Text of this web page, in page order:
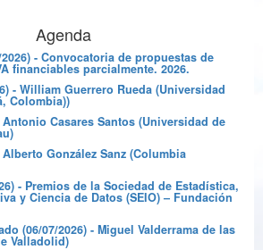
Agenda
- Convocatoria de propuestas de
financiables parcialmente. 2026.
- William Guerrero Rueda (Universidad
Colombia))
Antonio Casares Santos (Universidad de
Alberto González Sanz (Columbia
- Premios de la Sociedad de Estadística,
y Ciencia de Datos (SEIO) – Fundación
(06/07/2026) - Miguel Valderrama de las
Valladolid)